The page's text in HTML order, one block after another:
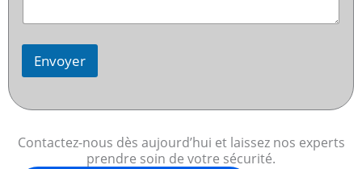
Envoyer
Contactez-nous dès aujourd’hui et laissez nos experts
prendre soin de votre sécurité.